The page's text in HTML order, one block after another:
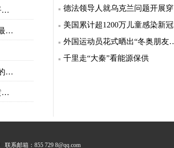
【环球报资讯】首个出行行业党建云平台发布
点击率最高的咖啡馆饮品_关于点击率最高的咖啡馆饮品介绍
魔法科高校劣等生第2季（魔法科高校的劣等生第二季什么时候出）_环球热头条
中央气象台7月1日18时继续发布高温黄色预警-快资讯
德法领导人就乌克兰问题开展穿梭外交
美国累计超1200万儿童感染新冠
外国运动员花式晒出“冬奥朋友圈”，老有爱了
千里走“大秦”看能源保供
联系邮箱：855 729 8@qq.com